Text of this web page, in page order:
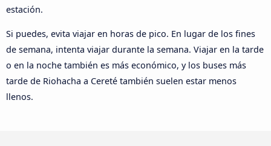
estación.
Si puedes, evita viajar en horas de pico. En lugar de los fines
de semana, intenta viajar durante la semana. Viajar en la tarde
o en la noche también es más económico, y los buses más
tarde de Riohacha a Cereté también suelen estar menos
llenos.